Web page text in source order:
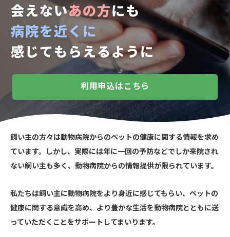
会えないあの方にも
病院を近くに
感じてもらえるように
利用申込はこちら
飼い主の方々は動物病院からのペットの健康に関する情報を求め
ています。
しかし、実際には年に一回の予防などでしか来院され
ない飼い主も多く、 動物病院からの情報提供が限られています。
私たちは飼い主に動物病院をより身近に感じてもらい、ペットの
健康に関する意識を高め、 より豊かな生活を動物病院とともに送
っていただくことをサポートしてまいります。